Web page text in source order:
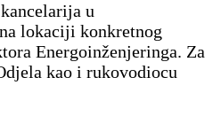
u
lokaciji konkretnog
Energoinženjeringa. Za
kao i rukovodiocu